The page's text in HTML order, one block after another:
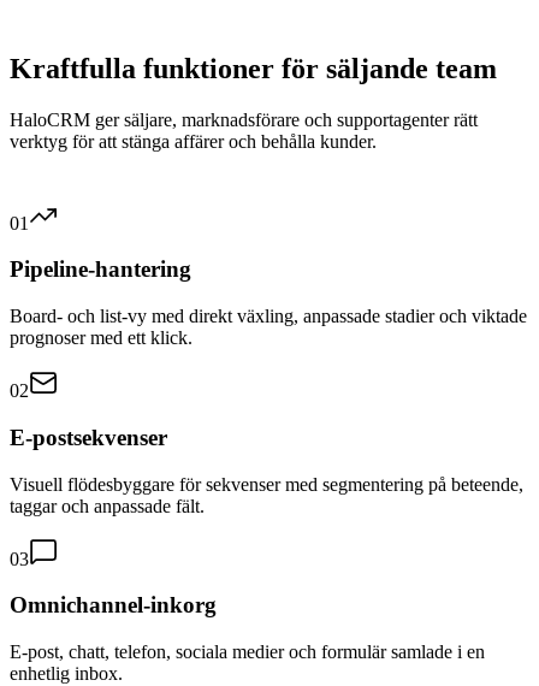
Kraftfulla funktioner för säljande team
HaloCRM ger säljare, marknadsförare och supportagenter rätt
verktyg för att stänga affärer och behålla kunder.
01
Pipeline-hantering
Board- och list-vy med direkt växling, anpassade stadier och viktade
prognoser med ett klick.
02
E-postsekvenser
Visuell flödesbyggare för sekvenser med segmentering på beteende,
taggar och anpassade fält.
03
Omnichannel-inkorg
E-post, chatt, telefon, sociala medier och formulär samlade i en
enhetlig inbox.